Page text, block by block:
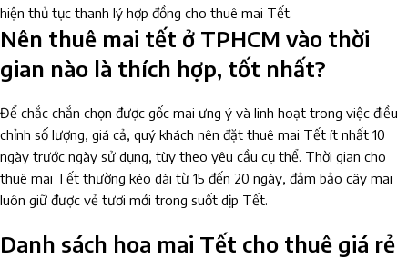
hiện thủ tục thanh lý hợp đồng cho thuê mai Tết.
Nên thuê mai tết ở TPHCM vào thời
gian nào là thích hợp, tốt nhất?
Để chắc chắn chọn được gốc mai ưng ý và linh hoạt trong việc điều
chỉnh số lượng, giá cả, quý khách nên đặt thuê mai Tết ít nhất 10
ngày trước ngày sử dụng, tùy theo yêu cầu cụ thể. Thời gian cho
thuê mai Tết thường kéo dài từ 15 đến 20 ngày, đảm bảo cây mai
luôn giữ được vẻ tươi mới trong suốt dịp Tết.
Danh sách hoa mai Tết cho thuê giá rẻ